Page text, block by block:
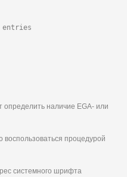
определить наличие EGA- или
процедурой
системного шрифта